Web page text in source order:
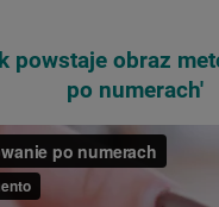
powstaje obraz
po numerach'